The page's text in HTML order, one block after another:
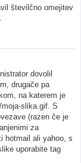
številčno omejitev
dovolil
drugače pa
na katerem je
moja-slika.gif. S
(razen če je
za
hotmail ali yahoo, s
uporabite tag